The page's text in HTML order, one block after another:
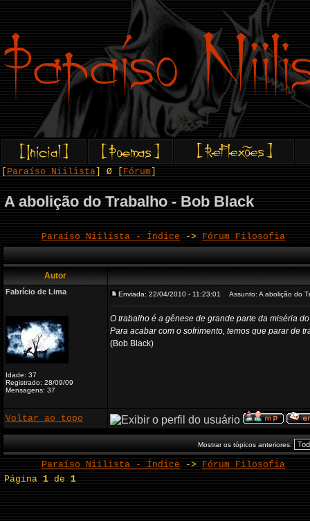
Paraíso Niilista ] Ø [ Fórum
A abolição do Trabalho - Bob Black
Paraíso Niilista - Índice -> Fórum Filosofia
Autor
Fabrício de Lima
Idade: 37
Registrado: 28/09/09
Mensagens: 37
Enviada: 22/04/2010 - 11:23:01 Assunto: A abolição do
O trabalho é a gênese de grande parte da miséria
Para acabar com o sofrimento, temos que parar de
(Bob Black)
Voltar ao topo
Mostrar os tópicos anteriores:
Paraíso Niilista - Índice -> Fórum Filosofia
Página1 de1